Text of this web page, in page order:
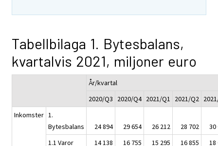
Tabellbilaga 1. Bytesbalans,
kvartalvis 2021, miljoner euro
År/kvartal
2020/Q3
2020/Q4 2021/Q1 2021/Q2
Inkomster 1.
Bytesbalans
24 894 29 654 26 212 28 702
30
1.1 Varor
14 138 16 755 15 295 16 855
18